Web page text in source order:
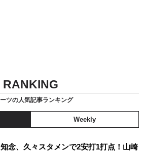
RANKING
ツの人気記事ランキング
Weekly
念、久々スタメンで2安打1打点！山崎